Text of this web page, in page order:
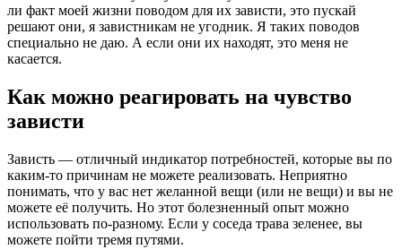
ли факт моей жизни поводом для их зависти, это пускай
решают они, я завистникам не угодник. Я таких поводов
специально не даю. А если они их находят, это меня не
касается.
Как можно реагировать на чувство
зависти
Зависть — отличный индикатор потребностей, которые вы по
каким‑то причинам не можете реализовать. Неприятно
понимать, что у вас нет желанной вещи (или не вещи) и вы не
можете её получить. Но этот болезненный опыт можно
использовать по‑разному. Если у соседа трава зеленее, вы
можете пойти тремя путями.